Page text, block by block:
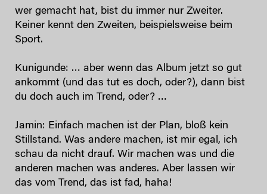
wer gemacht hat, bist du immer nur Zweiter.
Keiner kennt den Zweiten, beispielsweise beim
Sport.
Kunigunde: … aber wenn das Album jetzt so gut
ankommt (und das tut es doch, oder?), dann bist
du doch auch im Trend, oder? …
Jamin: Einfach machen ist der Plan, bloß kein
Stillstand. Was andere machen, ist mir egal, ich
schau da nicht drauf. Wir machen was und die
anderen machen was anderes. Aber lassen wir
das vom Trend, das ist fad, haha!